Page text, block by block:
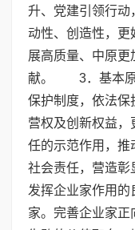
升、党建引领行动
动性、创造性，更
展高质量、中原更
献。 3．基本
保护制度，依法保
营权及创新权益
任的示范作用，推
社会责任，营造彰
发挥企业家作用
家。完善企业家